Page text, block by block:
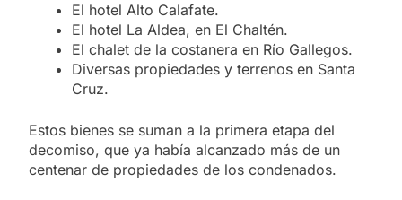
El hotel Alto Calafate.
El hotel La Aldea, en El Chaltén.
El chalet de la costanera en Río Gallegos.
Diversas propiedades y terrenos en Santa
Cruz.
Estos bienes se suman a la primera etapa del
decomiso, que ya había alcanzado más de un
centenar de propiedades de los condenados.